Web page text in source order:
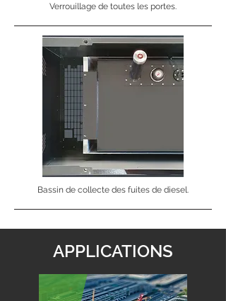
Verrouillage de toutes les portes.
Bassin de collecte des fuites de diesel.
APPLICATIONS